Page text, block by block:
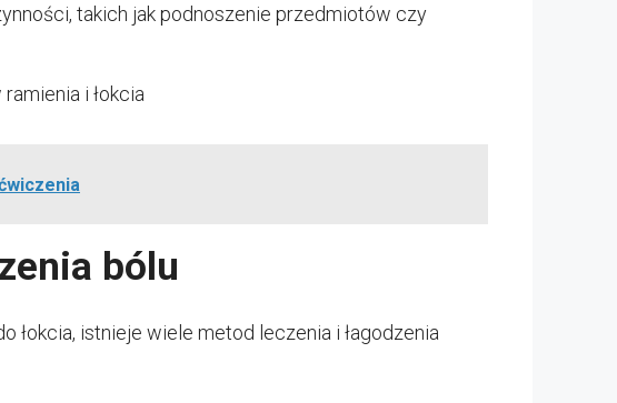
takich jak podnoszenie przedmiotów czy
i łokcia
bólu
łokcia, istnieje wiele metod leczenia i łagodzenia